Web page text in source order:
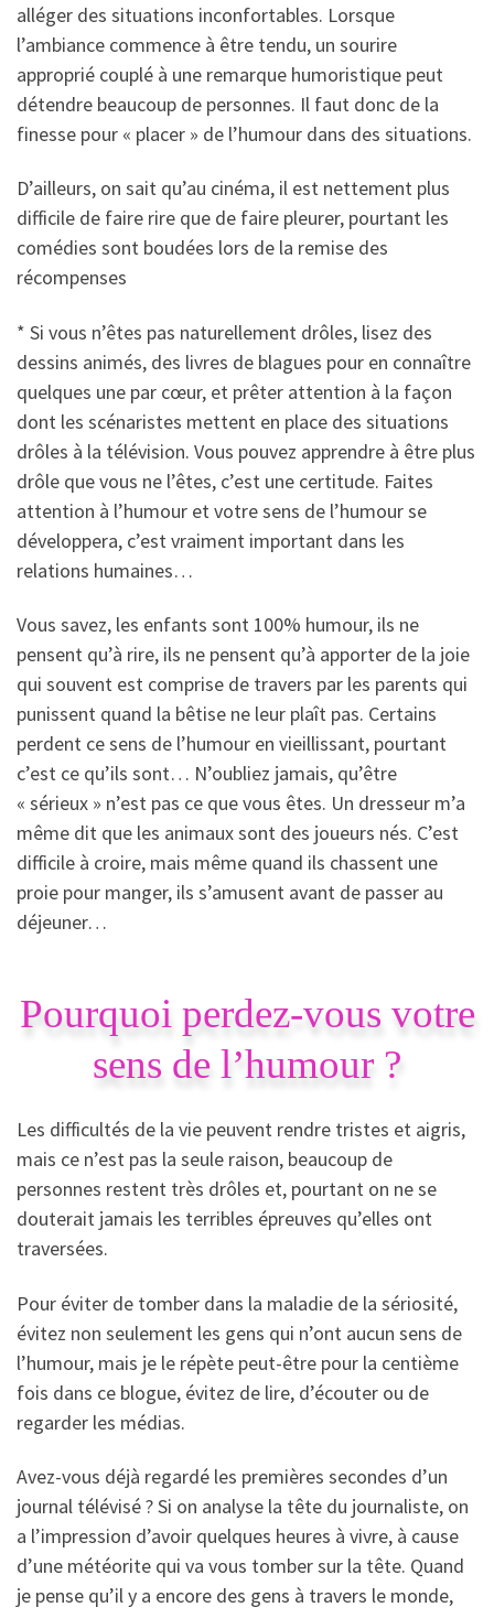
alléger des situations inconfortables. Lorsque
l’ambiance commence à être tendu, un sourire
approprié couplé à une remarque humoristique peut
détendre beaucoup de personnes. Il faut donc de la
finesse pour « placer » de l’humour dans des situations.
D’ailleurs, on sait qu’au cinéma, il est nettement plus
difficile de faire rire que de faire pleurer, pourtant les
comédies sont boudées lors de la remise des
récompenses
* Si vous n’êtes pas naturellement drôles, lisez des
dessins animés, des livres de blagues pour en connaître
quelques une par cœur, et prêter attention à la façon
dont les scénaristes mettent en place des situations
drôles à la télévision. Vous pouvez apprendre à être plus
drôle que vous ne l’êtes, c’est une certitude. Faites
attention à l’humour et votre sens de l’humour se
développera, c’est vraiment important dans les
relations humaines…
Vous savez, les enfants sont 100% humour, ils ne
pensent qu’à rire, ils ne pensent qu’à apporter de la joie
qui souvent est comprise de travers par les parents qui
punissent quand la bêtise ne leur plaît pas. Certains
perdent ce sens de l’humour en vieillissant, pourtant
c’est ce qu’ils sont… N’oubliez jamais, qu’être
« sérieux » n’est pas ce que vous êtes. Un dresseur m’a
même dit que les animaux sont des joueurs nés. C’est
difficile à croire, mais même quand ils chassent une
proie pour manger, ils s’amusent avant de passer au
déjeuner…
Pourquoi perdez-vous votre
sens de l’humour ?
Les difficultés de la vie peuvent rendre tristes et aigris,
mais ce n’est pas la seule raison, beaucoup de
personnes restent très drôles et, pourtant on ne se
douterait jamais les terribles épreuves qu’elles ont
traversées.
Pour éviter de tomber dans la maladie de la sériosité,
évitez non seulement les gens qui n’ont aucun sens de
l’humour, mais je le répète peut-être pour la centième
fois dans ce blogue, évitez de lire, d’écouter ou de
regarder les médias.
Avez-vous déjà regardé les premières secondes d’un
journal télévisé ? Si on analyse la tête du journaliste, on
a l’impression d’avoir quelques heures à vivre, à cause
d’une météorite qui va vous tomber sur la tête. Quand
je pense qu’il y a encore des gens à travers le monde,